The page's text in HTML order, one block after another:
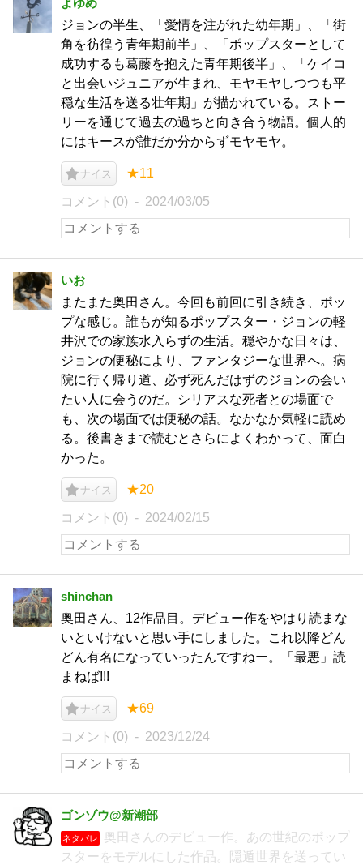
よゆめ
ジョンの半生、「愛情を注がれた幼年期」、「街
角を彷徨う青年期前半」、「ポップスターとして
成功するも葛藤を抱えた青年期後半」、「ケイコ
と出会いジュニアが生まれ、モヤモヤしつつも平
穏な生活を送る壮年期」が描かれている。ストー
リーを通じて過去の過ちと向き合う物語。個人的
にはキースが誰だか分からずモヤモヤ。
ナイス ★11
コメント(0) 2024/03/05
いお
またまた奥田さん。今回も前回に引き続き、ポッ
プな感じ。誰もが知るポップスター・ジョンの軽
井沢での家族水入らずの生活。穏やかな日々は、
ジョンの便秘により、ファンタジーな世界へ。病
院に行く帰り道、必ず死んだはずのジョンの会い
たい人に会うのだ。シリアスな死者との場面で
も、次の場面では便秘の話。なかなか気軽に読め
る。後書きまで読むとさらによくわかって、面白
かった。
ナイス ★20
コメント(0) 2024/02/15
shinchan
奥田さん、12作品目。デビュー作をやはり読まな
いといけないと思い手にしました。これ以降どん
どん有名になっていったんですねー。「最悪」読
まねば!!!
ナイス ★69
コメント(0) 2023/12/24
ゴンゾウ@新潮部
ネタバレ
奥田さんのデビュー作。あの世紀のポップ
スターをモデルにした作品。隠遁世界を送ってい